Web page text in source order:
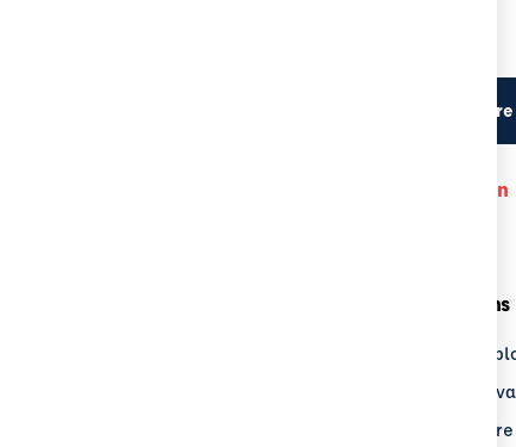
Aucun centre a des disponibilité pour cette formation
Nos Formations
Transport &
Logistique &
Sécurité routière